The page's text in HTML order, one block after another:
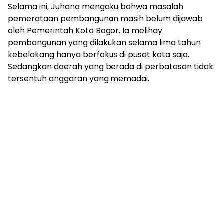
Selama ini, Juhana mengaku bahwa masalah
pemerataan pembangunan masih belum dijawab
oleh Pemerintah Kota Bogor. Ia melihay
pembangunan yang dilakukan selama lima tahun
kebelakang hanya berfokus di pusat kota saja.
Sedangkan daerah yang berada di perbatasan tidak
tersentuh anggaran yang memadai.